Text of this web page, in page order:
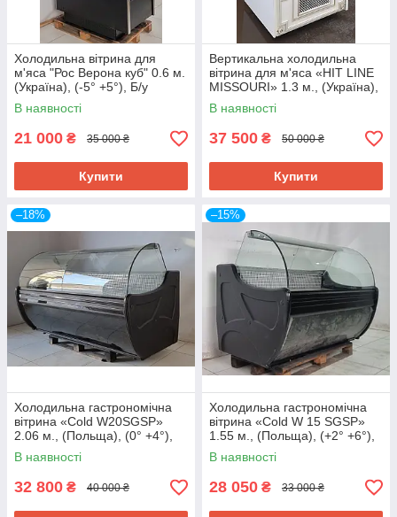
Холодильна вітрина для
м'яса "Рос Верона куб" 0.6 м.
(Україна), (-5° +5°), Б/у
В наявності
21 000 ₴ 35 000 ₴
Купити
Вертикальна холодильна
вітрина для м'яса «HIT LINE
MISSOURI» 1.3 м., (Україна),
Б/у
В наявності
37 500 ₴ 50 000 ₴
Купити
–18%
Холодильна гастрономічна
вітрина «Cold W20SGSP»
2.06 м., (Польща), (0° +4°),
викладка 73 см., Б/у
В наявності
32 800 ₴ 40 000 ₴
–15%
Холодильна гастрономічна
вітрина «Cold W 15 SGSP»
1.55 м., (Польща), (+2° +6°),
викладка 73 см., Б/у
В наявності
28 050 ₴ 33 000 ₴